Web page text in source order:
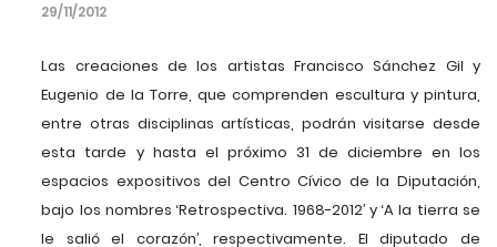
29/11/2012
Las creaciones de los artistas Francisco Sánchez Gil y
Eugenio de la Torre, que comprenden escultura y pintura,
entre otras disciplinas artísticas, podrán visitarse desde
esta tarde y hasta el próximo 31 de diciembre en los
espacios expositivos del Centro Cívico de la Diputación,
bajo los nombres ‘Retrospectiva. 1968-2012’ y ‘A la tierra se
le salió el corazón’, respectivamente. El diputado de